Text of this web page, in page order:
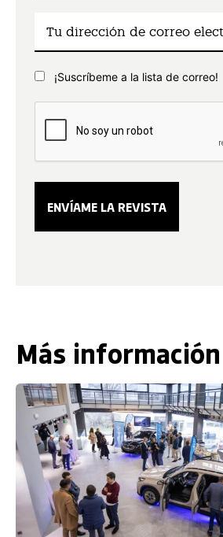
¡Suscríbeme a la lista de correo!
Más información